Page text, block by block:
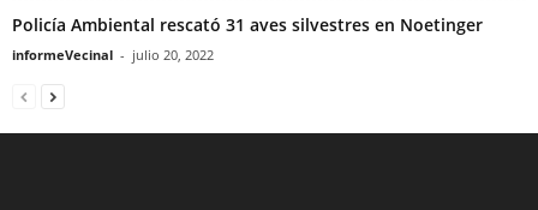
Policía Ambiental rescató 31 aves silvestres en Noetinger
informeVecinal - julio 20, 2022